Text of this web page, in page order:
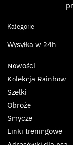
Kategorie
Wysyłka w 24h
Nowości
Kolekcja Rainbow
Szelki
Obroże
Smycze
Linki treningowe